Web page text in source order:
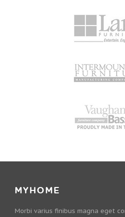
MYHOME
Morbi varius finibus magna eget